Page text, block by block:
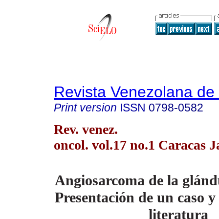
Revista Venezolana
Print version ISSN 0798-0582
Rev. venez.
oncol. vol.17 no.1 Caracas
Angiosarcoma de la
Presentación de un caso
literatura